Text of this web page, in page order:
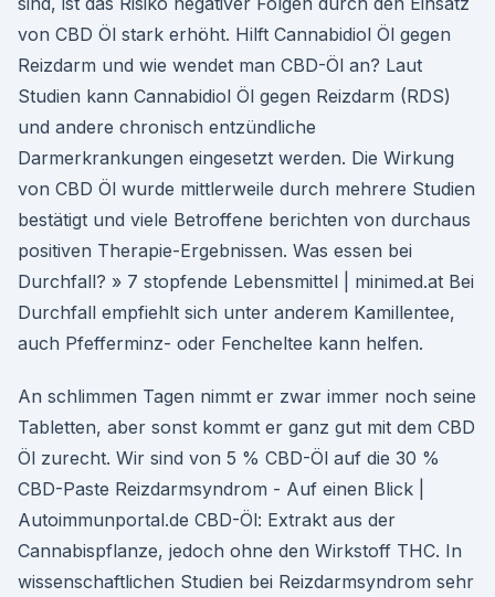
von CBD Öl stark erhöht. Hilft Cannabidiol Öl gegen
Reizdarm und wie wendet man CBD-Öl an? Laut
Studien kann Cannabidiol Öl gegen Reizdarm (RDS)
und andere chronisch entzündliche
Darmerkrankungen eingesetzt werden. Die Wirkung
von CBD Öl wurde mittlerweile durch mehrere Studien
bestätigt und viele Betroffene berichten von durchaus
positiven Therapie-Ergebnissen. Was essen bei
Durchfall? » 7 stopfende Lebensmittel | minimed.at Bei
Durchfall empfiehlt sich unter anderem Kamillentee,
auch Pfefferminz- oder Fencheltee kann helfen.
An schlimmen Tagen nimmt er zwar immer noch seine
Tabletten, aber sonst kommt er ganz gut mit dem CBD
Öl zurecht. Wir sind von 5 % CBD-Öl auf die 30 %
CBD-Paste Reizdarmsyndrom - Auf einen Blick |
Autoimmunportal.de CBD-Öl: Extrakt aus der
Cannabispflanze, jedoch ohne den Wirkstoff THC. In
wissenschaftlichen Studien bei Reizdarmsyndrom sehr